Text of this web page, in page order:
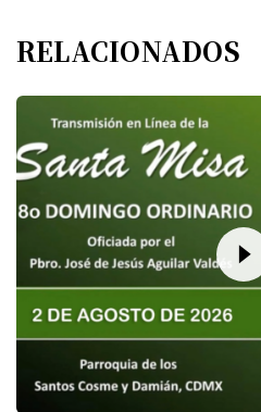
RELACIONADOS